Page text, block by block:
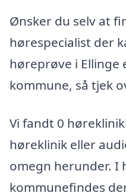
Ønsker du selv at
hørespecialist der
høreprøve i Ellinge
kommune, så tjek
Vi fandt 0
høreklinik eller
omegn herunder. I
kommunefindes